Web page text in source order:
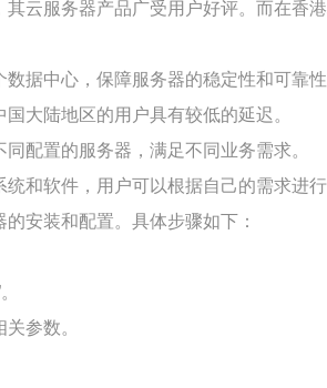
云服务器产品广受用户好评。而在香
据中心，保障服务器的稳定性和可靠性
大陆地区的用户具有较低的延迟。
配置的服务器，满足不同业务需求。
和软件，用户可以根据自己的需求进
安装和配置。具体步骤如下：
参数。